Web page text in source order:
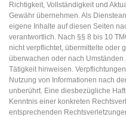
Richtigkeit, Vollständigkeit und
Gewähr übernehmen. Als
eigene Inhalte auf diesen Seiten
verantwortlich. Nach §§ 8 bis 10
nicht verpflichtet, übermittelte oder
überwachen oder nach
Tätigkeit hinweisen.
Nutzung von Informationen nach
unberührt. Eine diesbezügliche
Kenntnis einer konkreten
entsprechenden